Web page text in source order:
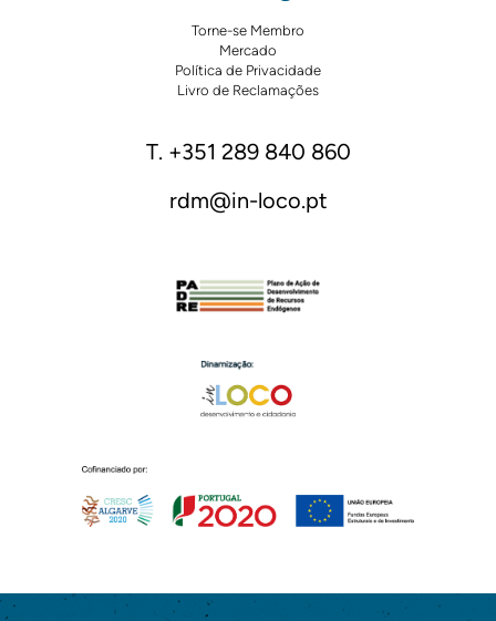
Torne-se Membro
Mercado
Política de Privacidade
Livro de Reclamações
T. +351 289 840 860
rdm@in-loco.pt